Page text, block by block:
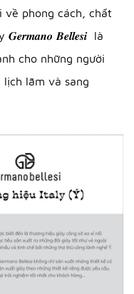
về phong cách, chất
𝑩𝒆𝒍𝒍𝒆𝒔𝒊 là
cho những người
lãm và sang